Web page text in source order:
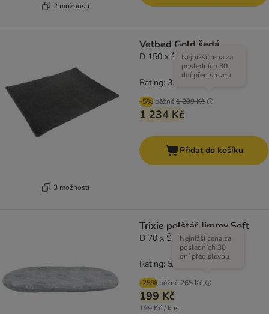
2 možností
3 možností
Vetbed Gold šedá
D 150 x Š 100 cm
-5% běžně1 299 Kč
Nejnižší cena za
posledních 30
dní před slevou
1 234 Kč
Rating: 3.4/5
Přidat do košíku
Trixie polštář Jimmy Soft
D 70 x Š 47 cm
-25% běžně265 Kč
Nejnižší cena za
posledních 30
dní před slevou
199 Kč
199 Kč / kus
Rating: 5/5